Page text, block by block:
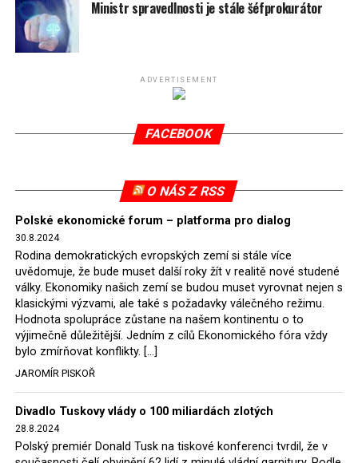
spotřeby.
Připomeňme, že ukončení těžby hnědého uhlí pro
(SDEU) v souvislosti se stížnostmi českých samospráv
verdiktem španělské soudkyně Rosario Silva de Lapureta
tomuto rozhodnutí nevyhověla, proto na žádost
2022, než byl tento případ z důvodu uzavření dohody
Polska s Českou republikou o odstranění příčin sporu o
důl Turów vymazán z rejstříku tribunálu. Celkem si
Polsko nechalo z přiznaných evropských fondů odečíst
asi 70 milionů eur na pokutách a 45 milionů eur
zaplatilo jako odškodnění České republice – ale jak důl,
tak elektrárna nadále fungovaly. Už tehdy zástupci
tehdejší opozice a dnes vládnoucí koalice, jako
místopředseda Občanské platformy (PO) Rafał
Hołownia, přímo řekli, že by se polská vláda měla
tomuto rozhodnutí podřídit.
Ministr spravedlnosti je stále šéfprokurátor
ADVERTISEMENT
FACEBOOK
O NÁS Z RSS
Polské ekonomické forum – platforma pro dialog
30.8.2024
Rodina demokratických evropských zemí si stále více
uvědomuje, že bude muset další roky žít v realitě nové studené
války. Ekonomiky našich zemí se budou muset vyrovnat nejen s
klasickými výzvami, ale také s požadavky válečného režimu.
Hodnota spolupráce zůstane na našem kontinentu o to
výjimečně důležitější. Jedním z cílů Ekonomického fóra vždy
bylo zmírňovat konflikty. […]
JAROMÍR PISKOŘ
Divadlo Tuskovy vlády o 100 miliardách zlotých
28.8.2024
Polský premiér Donald Tusk na tiskové konferenci tvrdil, že v